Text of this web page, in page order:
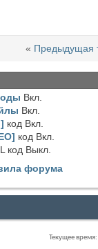
« Предыдущая
Вкл.
Вкл.
код Вкл.
код Вкл.
код Выкл.
форума
Текущее время: